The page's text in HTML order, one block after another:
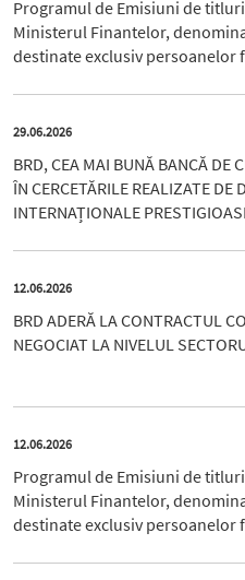
Programul de Emisiuni de titluri
Ministerul Finantelor,
destinate exclusiv persoanelor
29.06.2026
BRD, CEA MAI BUNĂ BANCĂ DE
ÎN CERCETĂRILE REALIZATE DE
INTERNAȚIONALE
12.06.2026
BRD ADERĂ LA CONTRACTUL
NEGOCIAT LA NIVELUL
12.06.2026
Programul de Emisiuni de titluri
Ministerul Finantelor,
destinate exclusiv persoanelor